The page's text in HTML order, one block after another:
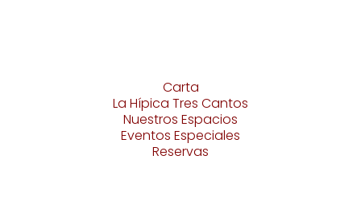
Carta
La Hípica Tres Cantos
Nuestros Espacios
Eventos Especiales
Reservas